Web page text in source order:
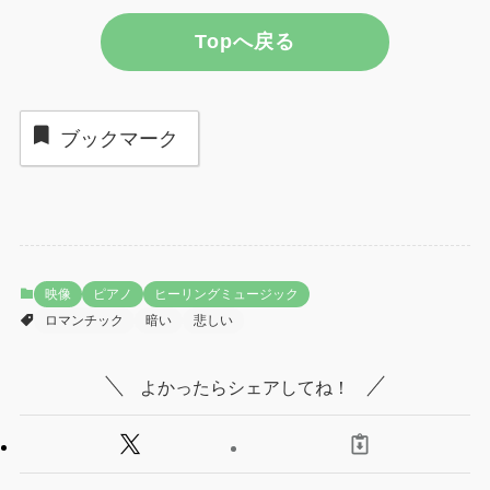
Topへ戻る
ブックマーク
映像 ピアノ
ヒーリングミュージック
ロマンチック
暗い 悲しい
よかったらシェアしてね！